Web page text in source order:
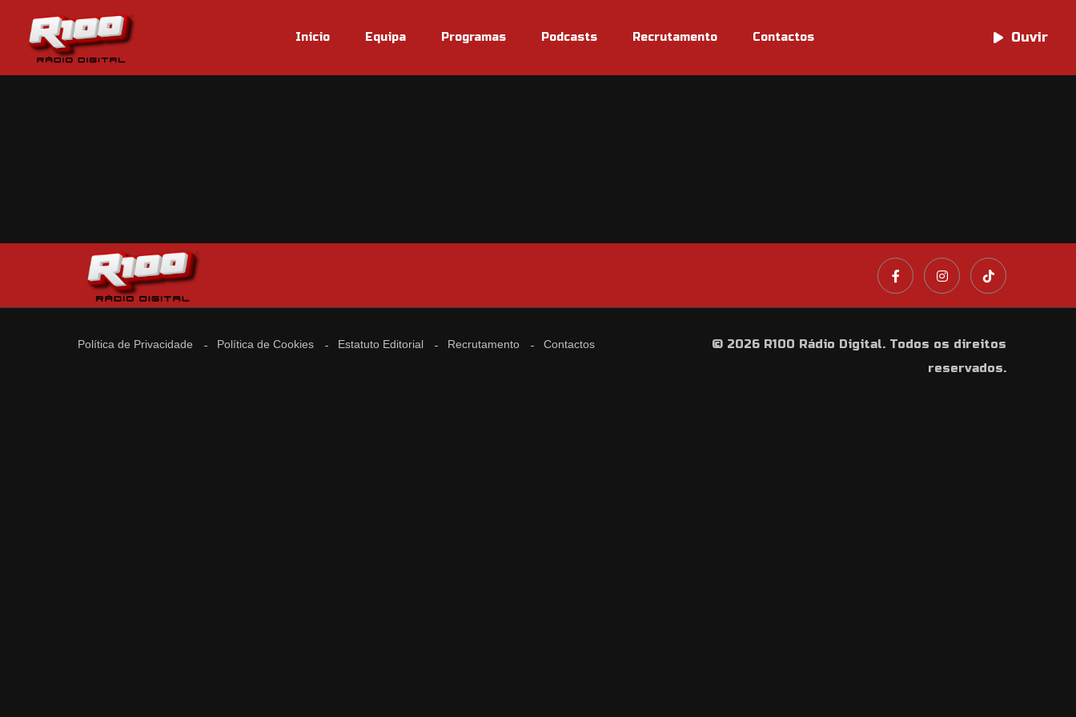
Inicio Equipa Programas Podcasts Recrutamento Contactos Ouvir
Ouvir
Política de Privacidade Política de Cookies Estatuto Editorial Recrutamento Contactos
© 2026 R100 Rádio Digital. Todos os direitos
reservados.